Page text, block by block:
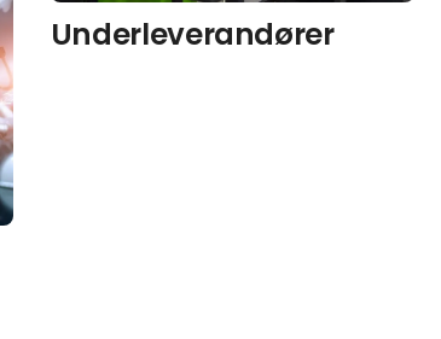
Underleverandører